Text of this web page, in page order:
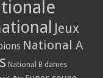
Jeux
National A
National B dames